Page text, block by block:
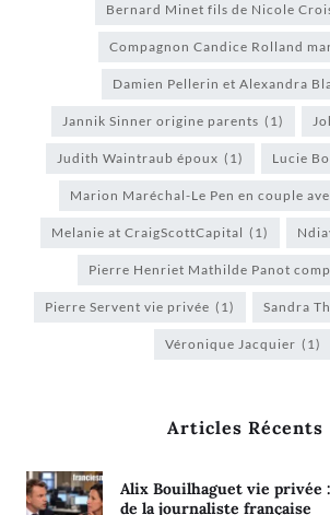
Bernard Minet fils de Nicole
Compagnon Candice Rolland
Damien Pellerin et Alexandra
Jannik Sinner origine parents (1)
Judith Waintraub époux (1) Lucie
Marion Maréchal-Le Pen en couple
Melanie at CraigScottCapital (1)
Pierre Henriet Mathilde Panot
Pierre Servent vie privée (1) Sandra
Véronique Jacquier (1)
Articles Récents
Alix Bouilhaguet vie privée
de la journaliste française